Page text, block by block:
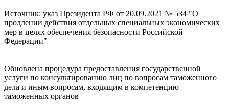
Источник: указ Президента РФ от 20.09.2021 № 534 "О
продлении действия отдельных специальных экономических
мер в целях обеспечения безопасности Российской
Федерации"
Обновлена процедура предоставления государственной
услуги по консультированию лиц по вопросам таможенного
дела и иным вопросам, входящим в компетенцию
таможенных органов